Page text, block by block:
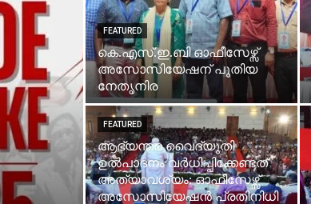
FEATURED
കെ.എസ്.ഇ.ബി ഓഫീസേഴ്സ്
അസോസിയേഷന് പുതിയ
നേതൃനിര
FEATURED
ആഭ്യന്തര വൈദ്യുതി
ഉൽപാദനം വർധിപ്പിക്കേണ്ടത്‌
അത്യാവശ്യം: ഓഫീസേഴ്സ്
അസോസിയേഷന്‍ പ്രതിനിധി